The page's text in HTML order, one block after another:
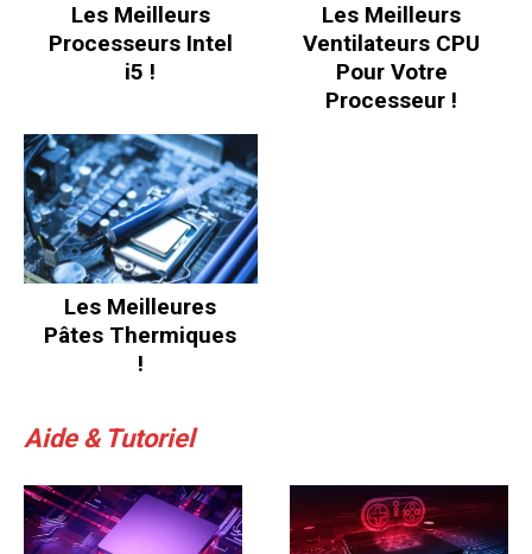
Les Meilleurs
Processeurs Intel
i5 !
Les Meilleurs
Ventilateurs CPU
Pour Votre
Processeur !
Les Meilleures
Pâtes Thermiques
!
Aide & Tutoriel